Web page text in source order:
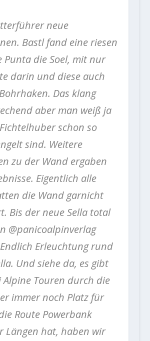
neue
Bastl fand eine riesen
Punta die Soel, mit nur
darin und diese auch
Das klang
aber man weiß ja
schon so
sind. Weitere
zu der Wand ergaben
Eigentlich alle
die Wand garnicht
Bis der neue Sella total
@panicoalpinverlag
Erleuchtung rund
Und siehe da, es gibt
Alpine Touren durch die
immer noch Platz für
Route Powerbank
Längen hat, haben wir